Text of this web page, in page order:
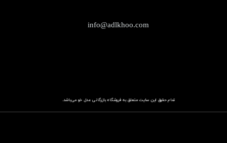
تمام حقوق این سایت متعلق به فروشگاهباز​​​​​​​رگانی عدل خو می‌باشد.
info@adlkhoo.com